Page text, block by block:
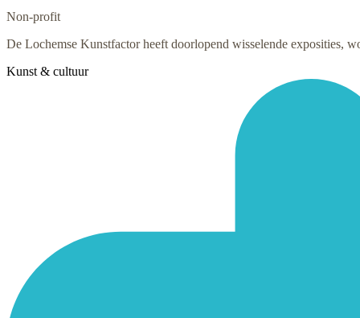
Non-profit
De Lochemse Kunstfactor heeft doorlopend wisselende exposities,
Kunst & cultuur